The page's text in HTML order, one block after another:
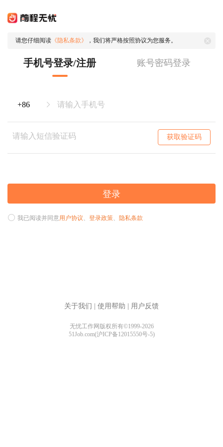
请您仔细阅读 《隐私条款》 ，我们将严格按照协议为您服务。
手机号登录/注册 账号密码登录
获取验证码
登录
我已阅读并同意用户协议、 登录政策、 隐私条款
关于我们 使用帮助 用户反馈
无忧工作网版权所有©1999-2026
51Job.com(沪ICP备12015550号-5)